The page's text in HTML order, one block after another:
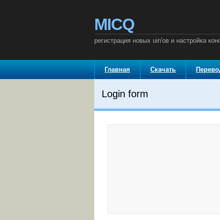
MICQ
регистрация новых uin'ов и настройка
Главная Скачать
Login form